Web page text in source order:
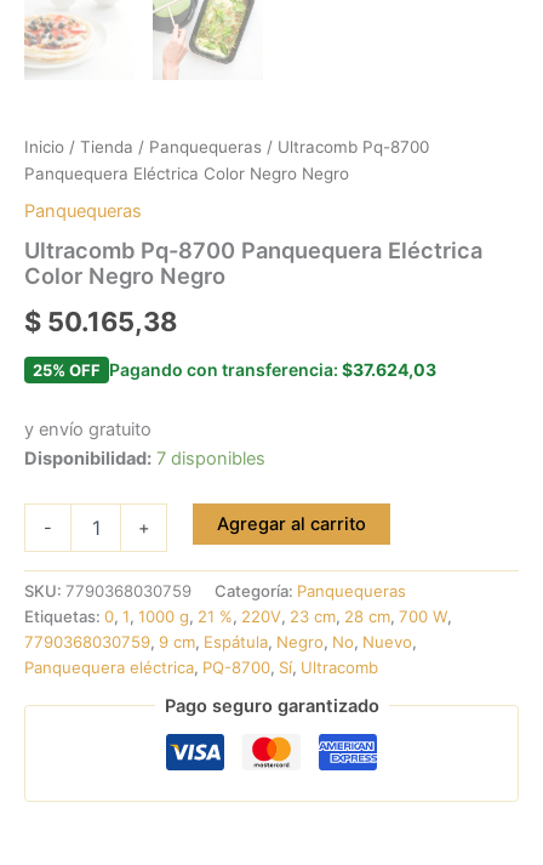
Inicio / Tienda / Panquequeras / Ultracomb Pq-8700
Panquequera Eléctrica Color Negro Negro
Panquequeras
Ultracomb Pq-8700 Panquequera Eléctrica
Color Negro Negro
$ 50.165,38
25% OFF Pagando con transferencia: $37.624,03
y envío gratuito
Disponibilidad: 7 disponibles
- + Agregar al carrito
SKU: 7790368030759 Categoría: Panquequeras
Etiquetas: 0, 1, 1000 g, 21 %, 220V, 23 cm, 28 cm, 700 W,
7790368030759, 9 cm, Espátula, Negro, No, Nuevo,
Panquequera eléctrica, PQ-8700, Sí, Ultracomb
Pago seguro garantizado